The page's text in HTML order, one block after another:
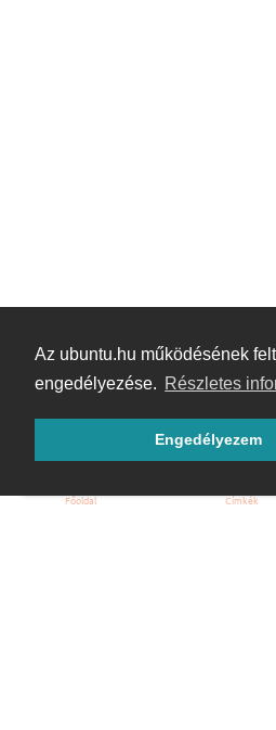
Az ubuntu.hu működésének
engedélyezése. Részletes
Engedélyezem
Hoppá! Valami hiba történt.
Főoldal Címkék